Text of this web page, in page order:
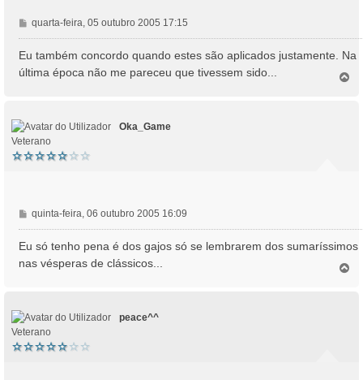
M
e
n
s
m
quarta-feira, 05 outubro 2005 17:15
Eu também concordo quando estes são aplicados justamente. Na
última época não me pareceu que tivessem sido...
Oka_Game
Veterano
M
e
n
m
quinta-feira, 06 outubro 2005 16:09
Eu só tenho pena é dos gajos só se lembrarem dos sumaríssimos
nas vésperas de clássicos...
peace^^
Veterano